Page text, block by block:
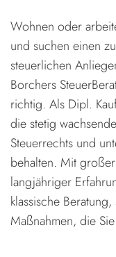
Wohnen oder
und suchen einen
steuerlichen
Borchers
richtig. Als Dipl.
die stetig
Steuerrechts und
behalten. Mit
langjähriger
klassische
Maßnahmen, die